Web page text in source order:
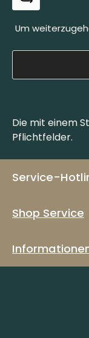
Um
Die mit einem
Pflichtfelder.
Service-
Shop Service